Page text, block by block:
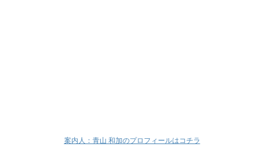
案内人：青山 和加のプロフィールはコチラ